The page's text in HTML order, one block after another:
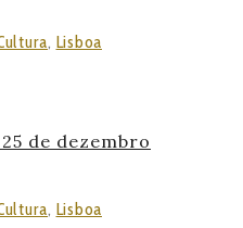
, Lisboa
de dezembro
, Lisboa